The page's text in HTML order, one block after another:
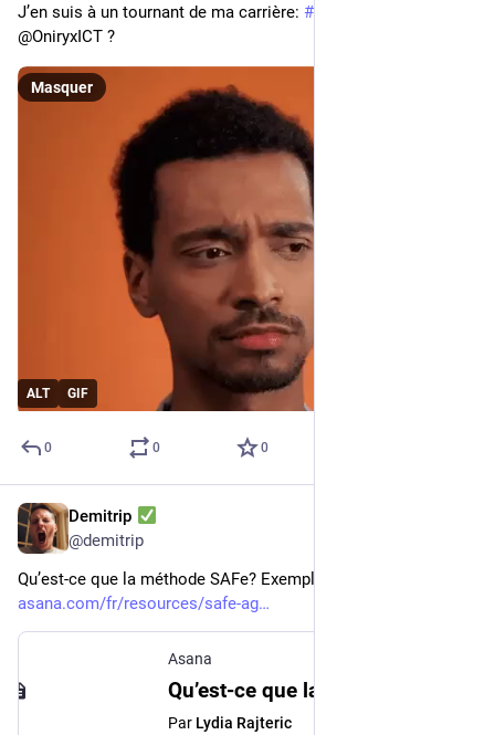
J’en suis à un tournant de ma carrière: #
@OniryxICT ?
ALT GIF
Masquer
0 0 0
Demitrip
@demitrip
Qu’est-ce que la méthode SAFe? Exemples et outils • Asana
asana.com/fr/resources/safe-ag
Asana
Par Lydia Rajteric